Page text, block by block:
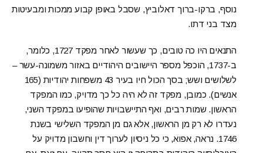
נוסף, ברקו-ברוך דאלוביץ, שסבל באופן קבוע ממכות ומבעיטות
מצד בני דתו.
התנאים היו כה טובים, כך שעשור לאחר מפקד 1727, כלומר,
ב-1737, הוכפל מספר היישובים היהודיים באזור משמונה-עשר –
לשלושים ושש; בסך הכול חיו בעיר 43 משפחות יהודיות (165
אנשים). כמובן, מפקד זה לא היה כל כך מדויק, כמו המפקד
הראשון. שמות רבים, ואף התיישבויות שהופיעו במפקד השני,
נעדרו לא רק מן הראשון, אלא גם מן המפקד השלישי בשנת
1746. נראה, אפוא, כי כל ניסיון לערוך דין וחשבון מדויק על